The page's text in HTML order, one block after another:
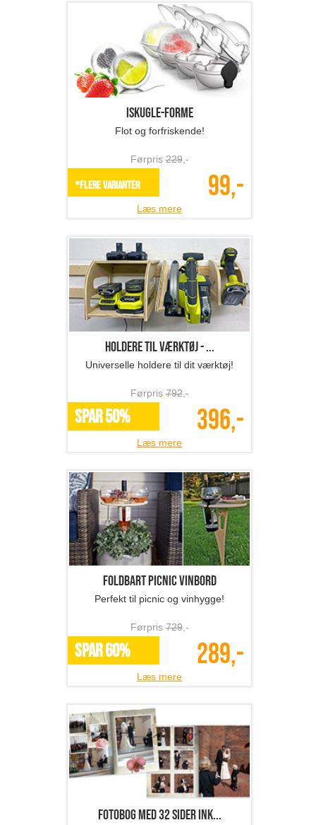
Iskugle-forme
Flot og forfriskende!
Førpris229,-
*Flere varianter 99,-
Læs mere
Holdere til værktøj - ...
Universelle holdere til dit værktøj!
Førpris792,-
SPAR 50% 396,-
Læs mere
Foldbart picnic vinbord
Perfekt til picnic og vinhygge!
Førpris729,-
SPAR 60% 289,-
Læs mere
Fotobog med 32 sider ink...